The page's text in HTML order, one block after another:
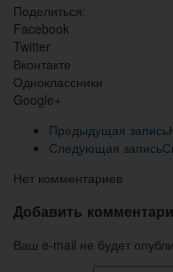
Поделиться:
Facebook
Twitter
Вконтакте
Одноклассники
Google+
Предыдущая запись
Следующая запись
Нет комментариев
Добавить
Ваш e-mail не будет